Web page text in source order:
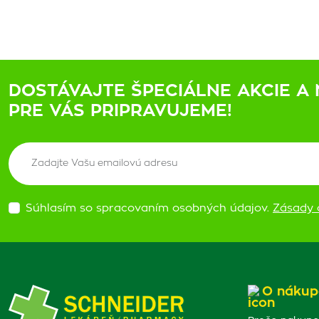
DOSTÁVAJTE ŠPECIÁLNE AKCIE A
PRE VÁS PRIPRAVUJEME!
Súhlasím so spracovaním osobných údajov. Zásady
O